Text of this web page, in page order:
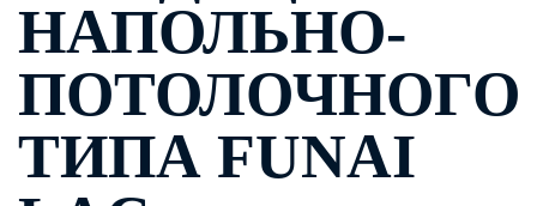
НАПОЛЬНО-
ПОТОЛОЧНОГО
ТИПА FUNAI